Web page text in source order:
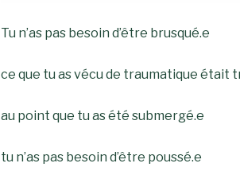
Tu n’as pas besoin d’être brusqué.e
ce que tu as vécu de traumatique était
au point que tu as été submergé.e
tu n’as pas besoin d’être poussé.e